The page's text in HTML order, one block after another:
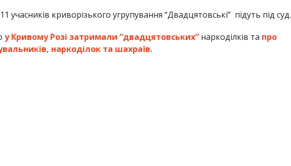
учасників криворізького угрупування “Двадцятовські” підуть під суд.
у Кривому Розі затримали “двадцятовських”наркоділків та про
наркоділок та шахраїв.